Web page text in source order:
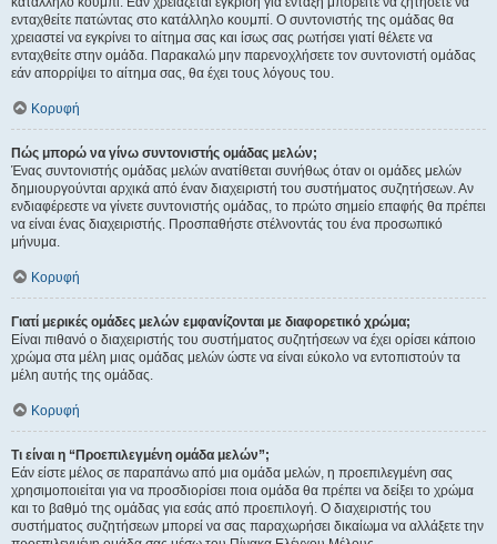
ενταχθείτε πατώντας στο κατάλληλο κουμπί. Ο συντονιστής της ομάδας θα
χρειαστεί να εγκρίνει το αίτημα σας και ίσως σας ρωτήσει γιατί θέλετε να
ενταχθείτε στην ομάδα. Παρακαλώ μην παρενοχλήσετε τον συντονιστή ομάδας
εάν απορρίψει το αίτημα σας, θα έχει τους λόγους του.
Κορυφή
Πώς μπορώ να γίνω συντονιστής ομάδας μελών;
Ένας συντονιστής ομάδας μελών ανατίθεται συνήθως όταν οι ομάδες μελών
δημιουργούνται αρχικά από έναν διαχειριστή του συστήματος συζητήσεων. Αν
ενδιαφέρεστε να γίνετε συντονιστής ομάδας, το πρώτο σημείο επαφής θα πρέπει
να είναι ένας διαχειριστής. Προσπαθήστε στέλνοντάς του ένα προσωπικό
μήνυμα.
Κορυφή
Γιατί μερικές ομάδες μελών εμφανίζονται με διαφορετικό χρώμα;
Είναι πιθανό ο διαχειριστής του συστήματος συζητήσεων να έχει ορίσει κάποιο
χρώμα στα μέλη μιας ομάδας μελών ώστε να είναι εύκολο να εντοπιστούν τα
μέλη αυτής της ομάδας.
Κορυφή
Τι είναι η “Προεπιλεγμένη ομάδα μελών”;
Εάν είστε μέλος σε παραπάνω από μια ομάδα μελών, η προεπιλεγμένη σας
χρησιμοποιείται για να προσδιορίσει ποια ομάδα θα πρέπει να δείξει το χρώμα
και το βαθμό της ομάδας για εσάς από προεπιλογή. Ο διαχειριστής του
συστήματος συζητήσεων μπορεί να σας παραχωρήσει δικαίωμα να αλλάξετε την